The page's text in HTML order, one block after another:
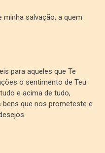
minha salvação, a quem
para aqueles que Te
o sentimento de Teu
e acima de tudo,
que nos prometeste e